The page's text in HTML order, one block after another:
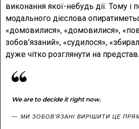
виконання якої-небудь дії. Тому і
модального дієслова
«домовилися», «домовилися»,
зобов’язаний», «судилося»,
дуже чітко розглянути на
We are to decide it right now.
МИ ЗОБОВ’ЯЗАНІ ВИРІШИТИ ЦЕ